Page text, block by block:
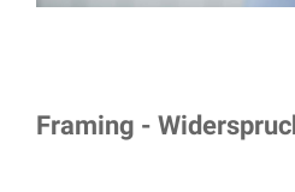
Framing -